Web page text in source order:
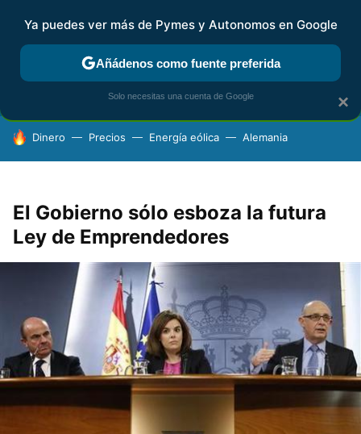
FISCALIDAD Y CONTABILIDAD KIT DIGITAL RENTA
HOY SE HABLA DE
Dinero Precios Energía eólica Alemania
El Gobierno sólo esboza la futura
Ley de Emprendedores
×
Ya puedes ver más de Pymes y Autonomos en Google
Añádenos como fuente preferida
Solo necesitas una cuenta de Google